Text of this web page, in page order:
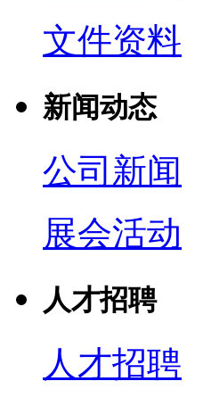
文件资料
新闻动态
公司新闻
展会活动
人才招聘
人才招聘